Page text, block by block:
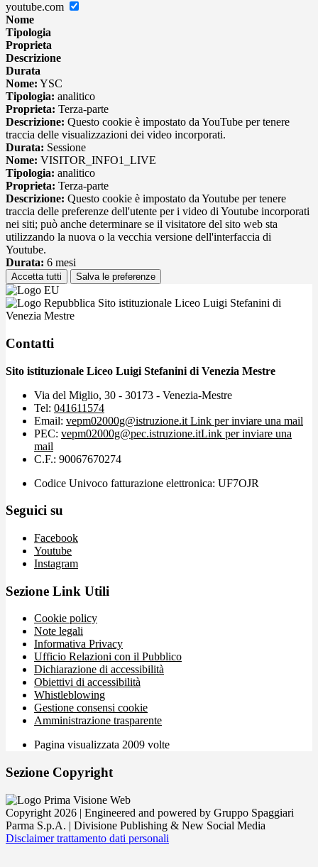
youtube.com
Nome
Tipologia
Proprieta
Descrizione
Durata
Nome: YSC
Tipologia: analitico
Proprieta: Terza-parte
Descrizione: Questo cookie è impostato da YouTube per tenere
traccia delle visualizzazioni dei video incorporati.
Durata: Sessione
Nome: VISITOR_INFO1_LIVE
Tipologia: analitico
Proprieta: Terza-parte
Descrizione: Questo cookie è impostato da Youtube per tenere
traccia delle preferenze dell'utente per i video di Youtube incorporati
nei siti; può anche determinare se il visitatore del sito web sta
utilizzando la nuova o la vecchia versione dell'interfaccia di
Youtube.
Durata: 6 mesi
Accetta tutti Salva le preferenze
Sito istituzionale Liceo Luigi Stefanini di
Venezia Mestre
Contatti
Sito istituzionale Liceo Luigi Stefanini di Venezia Mestre
Via del Miglio, 30 - 30173 - Venezia-Mestre
Tel: 041611574
Email: vepm02000g@istruzione.it Link per inviare una mail
PEC: vepm02000g@pec.istruzione.itLink per inviare una
mail
C.F.: 90067670274
Codice Univoco fatturazione elettronica: UF7OJR
Seguici su
Facebook
Youtube
Instagram
Sezione Link Utili
Cookie policy
Note legali
Informativa Privacy
Ufficio Relazioni con il Pubblico
Dichiarazione di accessibilità
Obiettivi di accessibilità
Whistleblowing
Gestione consensi cookie
Amministrazione trasparente
Pagina visualizzata 2009 volte
Sezione Copyright
Copyright 2026 | Engineered and powered by Gruppo Spaggiari
Parma S.p.A. | Divisione Publishing & New Social Media
Disclaimer trattamento dati personali